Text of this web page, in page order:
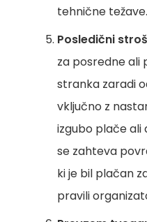
tehnične težave.
Posledični
za posredne ali
stranka zaradi
vključno z
izgubo plače ali
se zahteva
ki je bil plačan
pravili